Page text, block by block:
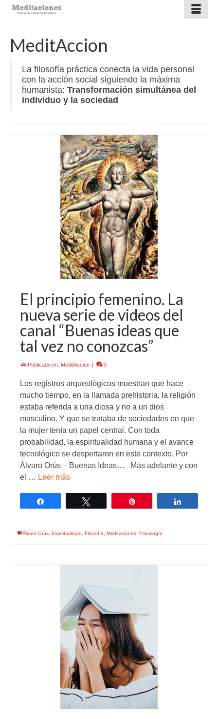
MeditAccion
La filosofía práctica conecta la vida personal
con la acción social siguiendo la máxima
humanista: Transformación simultánea del
individuo y la sociedad
El principio femenino. La
nueva serie de videos del
canal “Buenas ideas que
tal vez no conozcas”
Publicado en: MeditAccion | 0
Los registros arqueológicos muestran que hace
mucho tiempo, en la llamada prehistoria, la religión
estaba referida a una diosa y no a un dios
masculino. Y que se trataba de sociedades en que
la mujer tenía un papel central. Con toda
probabilidad, la espiritualidad humana y el avance
tecnológico se despertaron en este contexto. Por
Álvaro Orús – Buenas Ideas… Más adelante y con
el … Leer más
Álvaro Orús Espiritualidad Filosofía Meditaciones Psicología